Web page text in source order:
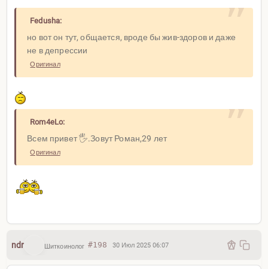
Fedusha:
но вот он тут, общается, вроде бы жив-здоров и даже
не в депрессии
Оригинал
Rom4eLo:
Всем привет 🖐️.Зовут Роман,29 лет
Оригинал
ndr Шиткоинолог #198 30 Июл 2025 06:07